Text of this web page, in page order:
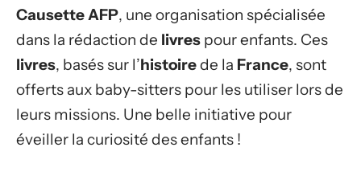
Causette AFP, une organisation spécialisée
dans la rédaction de livres pour enfants. Ces
livres, basés sur l’histoirede la France, sont
offerts aux baby-sitters pour les utiliser lors de
leurs missions. Une belle initiative pour
éveiller la curiosité des enfants !